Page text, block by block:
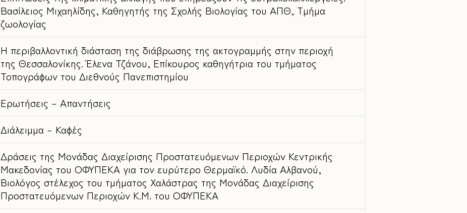
Βασίλειος Μιχαηλίδης, Καθηγητής της Σχολής Βιολογίας του ΑΠΘ, Τμήμα
ζωολογίας
Η περιβαλλοντική διάσταση της διάβρωσης της ακτογραμμής στην περιοχή
της Θεσσαλονίκης. Έλενα Τζάνου, Επίκουρος καθηγήτρια του τμήματος
Τοπογράφων του Διεθνούς Πανεπιστημίου
Eρωτήσεις – Απαντήσεις
Διάλειμμα – Καφές
Δράσεις της Μονάδας Διαχείρισης Προστατευόμενων Περιοχών Κεντρικής
Μακεδονίας του ΟΦΥΠΕΚΑ για τον ευρύτερο Θερμαϊκό. Λυδία Αλβανού,
Βιολόγος στέλεχος του τμήματος Χαλάστρας της Μονάδας Διαχείρισης
Προστατευόμενων Περιοχών Κ.Μ. του ΟΦΥΠΕΚΑ